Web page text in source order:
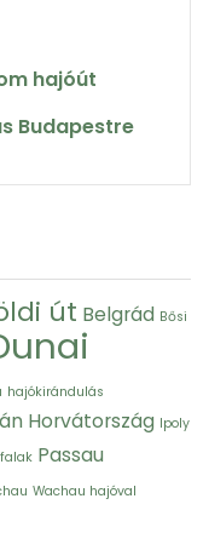
hajóút
Budapestre
út Belgrád Bősi
hajókirándulás
Horvátország Ipoly
Passau
Wachau hajóval